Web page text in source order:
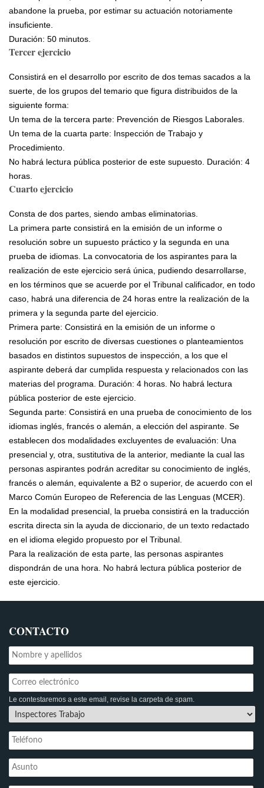
abandone la prueba, por estimar su actuación notoriamente
insuficiente.
Duración: 50 minutos.
Tercer ejercicio
Consistirá en el desarrollo por escrito de dos temas sacados a la
suerte, de los grupos del temario que figura distribuidos de la
siguiente forma:
Un tema de la tercera parte: Prevención de Riesgos Laborales.
Un tema de la cuarta parte: Inspección de Trabajo y
Procedimiento.
No habrá lectura pública posterior de este supuesto. Duración: 4
horas.
Cuarto ejercicio
Consta de dos partes, siendo ambas eliminatorias.
La primera parte consistirá en la emisión de un informe o
resolución sobre un supuesto práctico y la segunda en una
prueba de idiomas. La convocatoria de los aspirantes para la
realización de este ejercicio será única, pudiendo desarrollarse,
en los términos que se acuerde por el Tribunal calificador, en todo
caso, habrá una diferencia de 24 horas entre la realización de la
primera y la segunda parte del ejercicio.
Primera parte: Consistirá en la emisión de un informe o
resolución por escrito de diversas cuestiones o planteamientos
basados en distintos supuestos de inspección, a los que el
aspirante deberá dar cumplida respuesta y relacionados con las
materias del programa. Duración: 4 horas. No habrá lectura
pública posterior de este ejercicio.
Segunda parte: Consistirá en una prueba de conocimiento de los
idiomas inglés, francés o alemán, a elección del aspirante. Se
establecen dos modalidades excluyentes de evaluación: Una
presencial y, otra, sustitutiva de la anterior, mediante la cual las
personas aspirantes podrán acreditar su conocimiento de inglés,
francés o alemán, equivalente a B2 o superior, de acuerdo con el
Marco Común Europeo de Referencia de las Lenguas (MCER).
En la modalidad presencial, la prueba consistirá en la traducción
escrita directa sin la ayuda de diccionario, de un texto redactado
en el idioma elegido propuesto por el Tribunal.
Para la realización de esta parte, las personas aspirantes
dispondrán de una hora. No habrá lectura pública posterior de
este ejercicio.
CONTACTO
Le contestaremos a este email, revise la carpeta de spam.